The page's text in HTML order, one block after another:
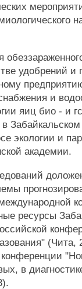
удобрений и
и
яиц био - и
экологии и
академии.
ресурсы
(Чита,
конференции
в